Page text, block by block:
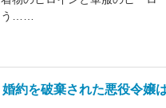
う……
婚約を破棄された悪役令嬢